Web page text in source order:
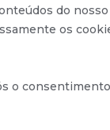
do
os
o